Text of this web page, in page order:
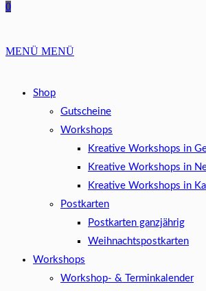
0
MENÜ MENÜ
Shop
Gutscheine
Workshops
Kreative Workshops in
Kreative Workshops in
Kreative Workshops in
Postkarten
Postkarten ganzjährig
Weihnachtspostkarten
Workshops
Workshop- & Terminkalender